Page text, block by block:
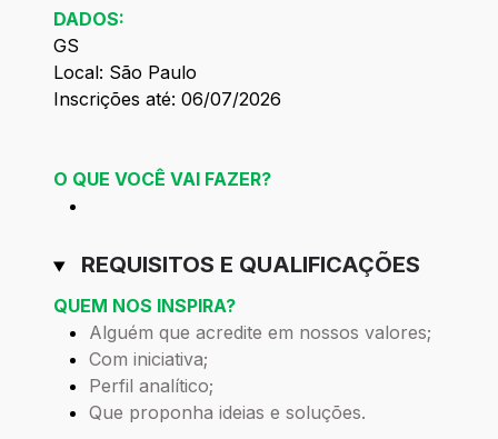
DADOS:
GS
Local: São Paulo
Inscrições até: 06/07/2026
O QUE VOCÊ VAI FAZER?
REQUISITOS E QUALIFICAÇÕES
QUEM NOS INSPIRA?
Alguém que acredite em nossos valores;
Com iniciativa;
Perfil analítico;
Que proponha ideias e soluções.